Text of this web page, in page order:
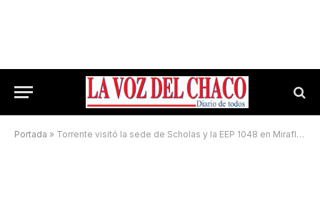
Portada » Torrente visitó la sede de Scholas y la EEP 1048 en Miraflores y Bermejito